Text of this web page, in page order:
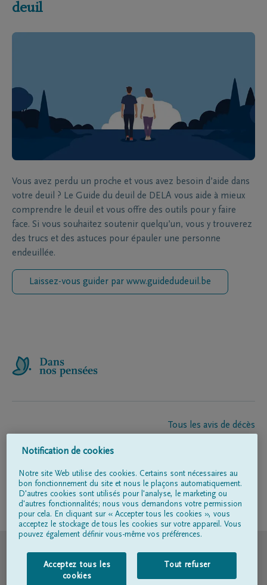
deuil
Vous avez perdu un proche et vous avez besoin d’aide dans
votre deuil ? Le Guide du deuil de DELA vous aide à mieux
comprendre le deuil et vous offre des outils pour y faire
face. Si vous souhaitez soutenir quelqu’un, vous y trouverez
des trucs et des astuces pour épauler une personne
endeuillée.
Laissez-vous guider par www.guidedudeuil.be
Tous les avis de décès
Entrepreneur de pompes funèbres
Suivez-nous sur
Conditions d'utilisation
Notification de cookies
Notre site Web utilise des cookies. Certains sont nécessaires au
bon fonctionnement du site et nous le plaçons automatiquement.
D'autres cookies sont utilisés pour l'analyse, le marketing ou
d'autres fonctionnalités; nous vous demandons votre permission
pour cela. En cliquant sur « Accepter tous les cookies », vous
acceptez le stockage de tous les cookies sur votre appareil. Vous
pouvez également définir vous-même vos préférences.
Acceptez tous les
cookies
Tout refuser